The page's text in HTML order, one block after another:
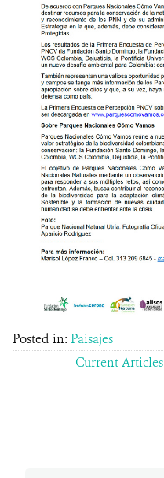
Posted in: Paisajes
Current Articles